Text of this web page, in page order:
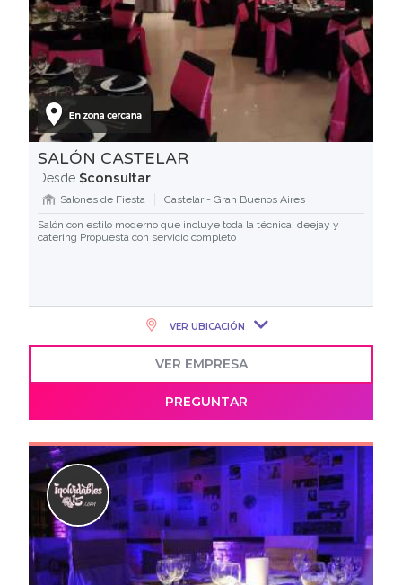
SALÓN CASTELAR
Desde $consultar
Salones de Fiesta
Castelar - Gran Buenos Aires
Salón con estilo moderno que incluye toda la técnica, deejay y
catering Propuesta con servicio completo
VER UBICACIÓN
VER EMPRESA
PREGUNTAR